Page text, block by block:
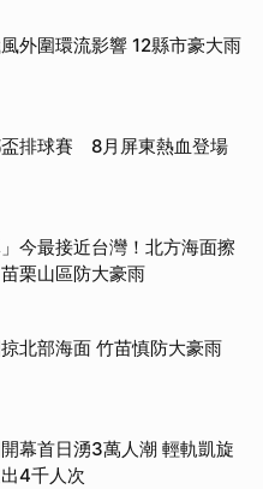
風外圍環流影響 12縣市豪大雨
排球賽 8月屏東熱血登場
今最接近台灣！北方海面擦
栗山區防大豪雨
北部海面 竹苗慎防大豪雨
幕首日湧3萬人潮 輕軌凱旋
4千人次